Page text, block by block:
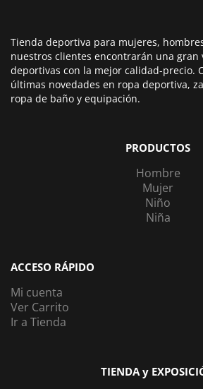
Tienda deportiva para mujeres,
nuestros clientes encontrarán una gran
deportivas con la mejor calidad-precio.
últimas novedades en ropa deportiva,
ropa de baño y equipación.
PRODUCTOS
Hombre
Mujer
Niño
Niña
ACCESO RÁPIDO
Mi cuenta
Ver Carrito
Ir a Tienda
TIENDA y